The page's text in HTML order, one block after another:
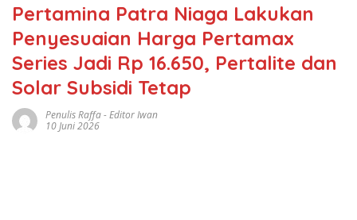
Pertamina Patra Niaga Lakukan
Penyesuaian Harga Pertamax
Series Jadi Rp 16.650, Pertalite dan
Solar Subsidi Tetap
Penulis Raffa - Editor Iwan
10 Juni 2026